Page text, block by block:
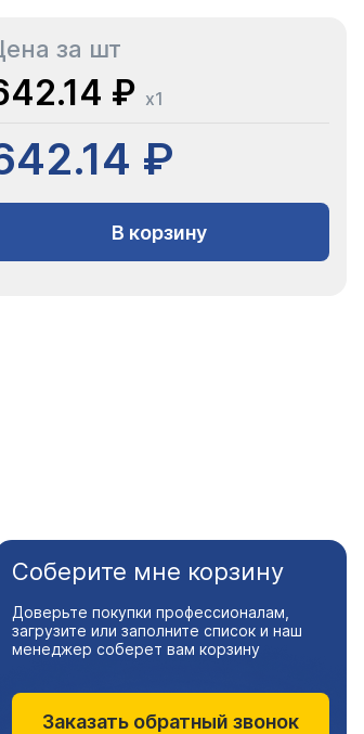
за шт
₽ x1
₽
В корзину
Соберите мне корзину
Доверьте покупки профессионалам,
загрузите или заполните список и наш
менеджер соберет вам корзину
Заказать обратный звонок